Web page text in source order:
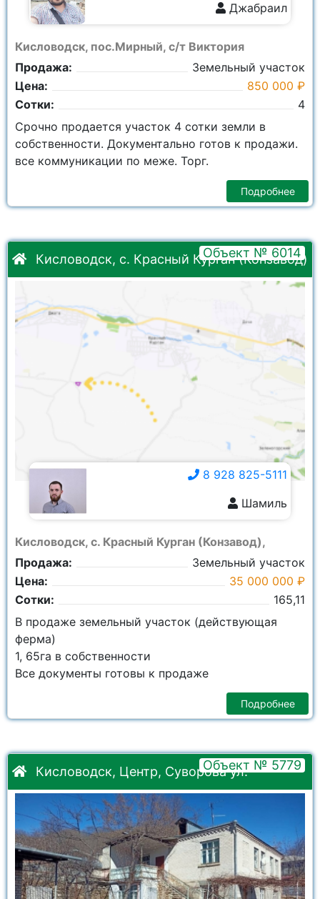
Кисловодск, пос.Мирный, с/т Виктория
Продажа:
Земельный участок
Цена:
850 000 ₽
Сотки:
4
Джабраил
Срочно продается участок 4 сотки земли в
собственности. Документально готов к продажи.
все коммуникации по меже. Торг.
Подробнее
Кисловодск, с. Красный Курган (Конзавод)
Объект № 6014
Кисловодск, с. Красный Курган (Конзавод),
Продажа:
Земельный участок
Цена:
35 000 000 ₽
Сотки:
165,11
8 928 825-5111
Шамиль
В продаже земельный участок (действующая
ферма)
1, 65га в собственности
Все документы готовы к продаже
Подробнее
Кисловодск, Центр, Суворова ул.Объект № 5779